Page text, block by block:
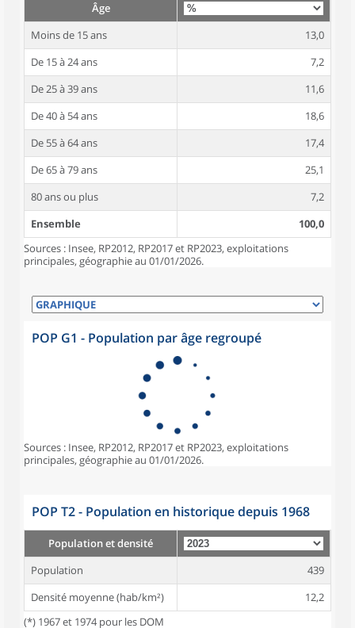
Âge
Moins de 15 ans
13,0
De 15 à 24 ans
7,2
De 25 à 39 ans
11,6
De 40 à 54 ans
18,6
De 55 à 64 ans
17,4
De 65 à 79 ans
25,1
80 ans ou plus
7,2
Ensemble
100,0
Sources : Insee, RP2012, RP2017 et RP2023, exploitations
principales, géographie au 01/01/2026.
POP G1 - Population par âge regroupé
Sources : Insee, RP2012, RP2017 et RP2023, exploitations
principales, géographie au 01/01/2026.
POP T2 - Population en historique depuis 1968
Population et densité
Population
439
Densité moyenne (hab/km²)
12,2
(*) 1967 et 1974 pour les DOM